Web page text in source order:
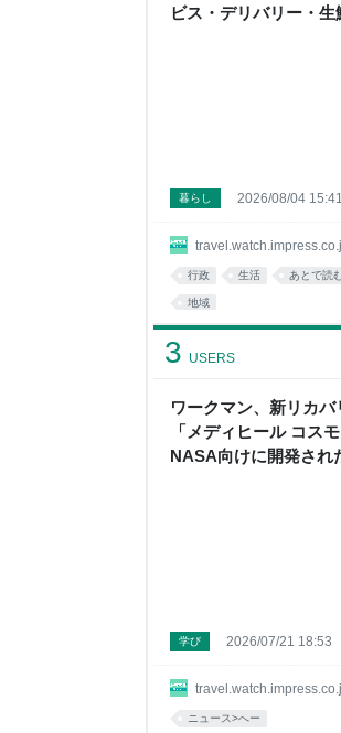
ビス・デリバリー・生
暮らし 2026/08/04 15:41
行政 生活 あとで読
地域
ワークマン、新リカバ
「メディヒール コスモ
NASA向けに開発され
3 USERS
学び 2026/07/21 18:53
ニュース>へー